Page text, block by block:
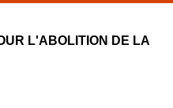
L'ABOLITION DE LA